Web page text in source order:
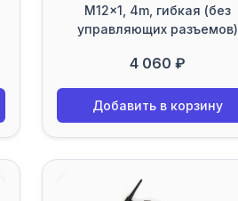
M12x1, 4m, гибкая (без
управляющих разъемов)
4 060 ₽
Добавить в корзину